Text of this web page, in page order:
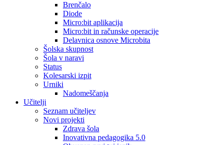
Brenčalo
Diode
Micro:bit aplikacija
Micro:bit in računske operacije
Delavnica osnove Microbita
Šolska skupnost
Šola v naravi
Status
Kolesarski izpit
Urniki
Nadomeščanja
Učitelji
Seznam učiteljev
Novi projekti
Zdrava šola
Inovativna pedagogika 5.0